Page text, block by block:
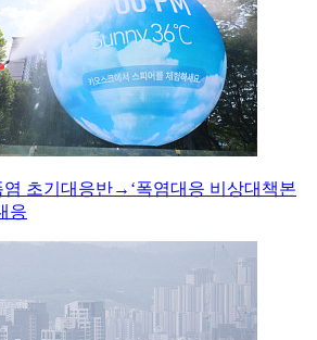
염 초기대응반→‘폭염대응 비상대책본
응